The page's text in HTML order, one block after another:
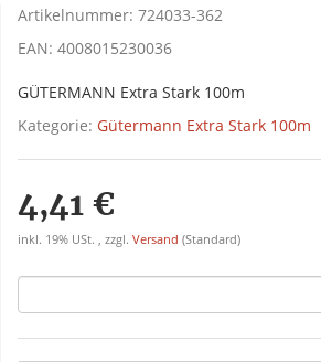
Artikelnummer: 724033-362
EAN: 4008015230036
GÜTERMANN Extra Stark 100m
Kategorie: Gütermann Extra Stark 100m
4,41 €
inkl. 19% USt. , zzgl. Versand (Standard)